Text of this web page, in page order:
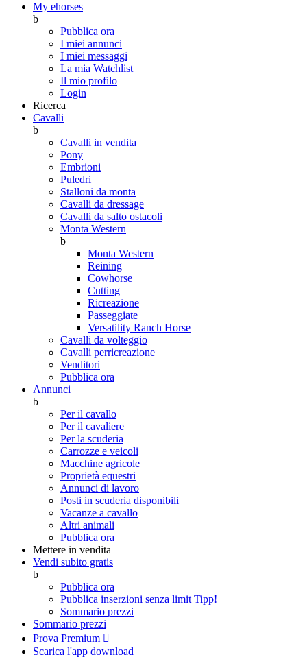
My ehorses
b
Pubblica ora
I miei annunci
I miei messaggi
La mia Watchlist
Il mio profilo
Login
Ricerca
Cavalli
b
Cavalli in vendita
Pony
Embrioni
Puledri
Stalloni da monta
Cavalli da dressage
Cavalli da salto ostacoli
Monta Western
b
Monta Western
Reining
Cowhorse
Cutting
Ricreazione
Passeggiate
Versatility Ranch Horse
Cavalli da volteggio
Cavalli perricreazione
Venditori
Pubblica ora
Annunci
b
Per il cavallo
Per il cavaliere
Per la scuderia
Carrozze e veicoli
Macchine agricole
Proprietà equestri
Annunci di lavoro
Posti in scuderia disponibili
Vacanze a cavallo
Altri animali
Pubblica ora
Mettere in vendita
Vendi subito gratis
b
Pubblica ora
Pubblica inserzioni senza limit Tipp!
Sommario prezzi
Sommario prezzi
Prova Premium 
Scarica l'app download